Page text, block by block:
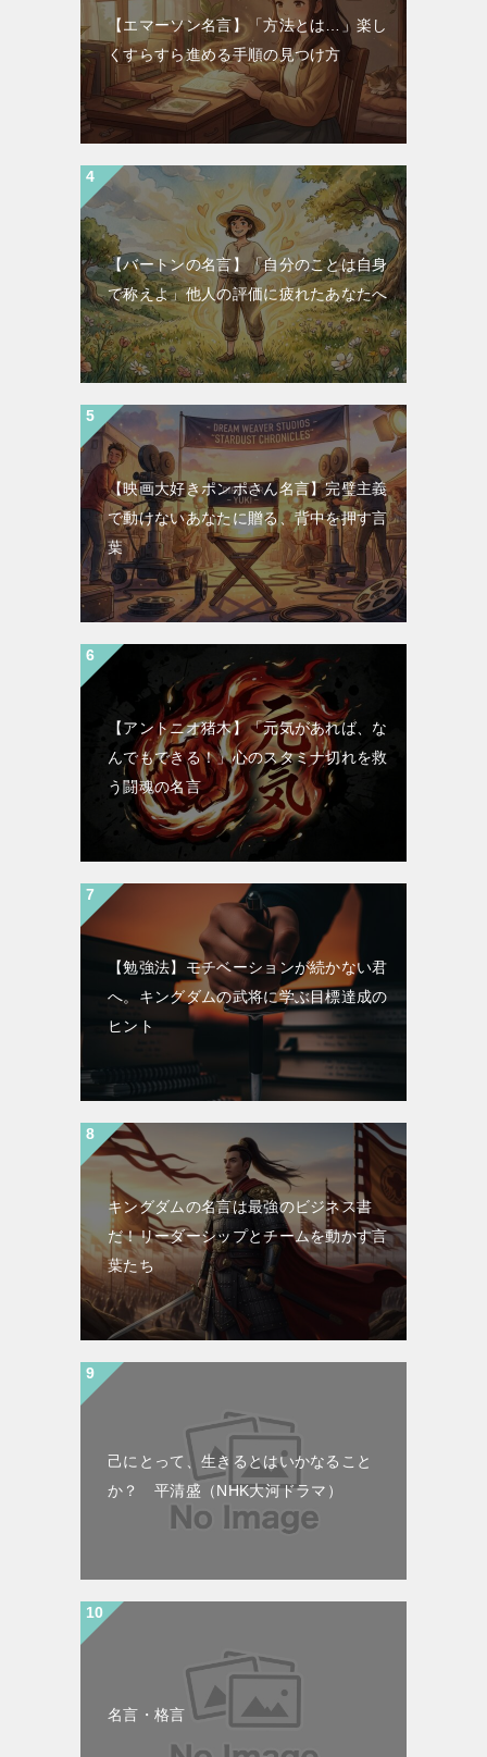
【エマーソン名言】「方法とは…」楽し
くすらすら進める手順の見つけ方
【バートンの名言】「自分のことは自身
で称えよ」他人の評価に疲れたあなたへ
【映画大好きポンポさん名言】完璧主義
で動けないあなたに贈る、背中を押す言
葉
【アントニオ猪木】「元気があれば、な
んでもできる！」心のスタミナ切れを救
う闘魂の名言
【勉強法】モチベーションが続かない君
へ。キングダムの武将に学ぶ目標達成の
ヒント
キングダムの名言は最強のビジネス書
だ！リーダーシップとチームを動かす言
葉たち
己にとって、生きるとはいかなること
か？ 平清盛（NHK大河ドラマ）
名言・格言